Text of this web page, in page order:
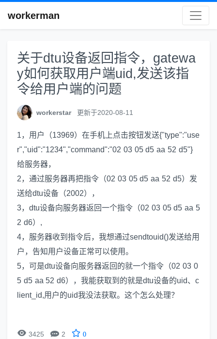
workerman
关于dtu设备返回指令，gatewa
y如何获取用户端uid,发送该指
令给用户端的问题
workerstar 更新于2020-08-11
1，用户（13969）在手机上点击按钮发送{"type":"use
r","uid":"1234","command":"02 03 05 d5 aa 52 d5"}
给服务器，
2，通过服务器再把指令（02 03 05 d5 aa 52 d5）发
送给dtu设备（2002），
3，dtu设备向服务器返回一个指令（02 03 05 d5 aa 5
2 d6）,
4，服务器收到指令后，我想通过sendtouid()发送给用
户，告知用户设备正常可以使用。
5，可是dtu设备向服务器返回的就一个指令（02 03 0
5 d5 aa 52 d6），我能获取到的就是dtu设备的uid、c
lient_id,用户的uid我没法获取。这个怎么处理？
 3425  2 0